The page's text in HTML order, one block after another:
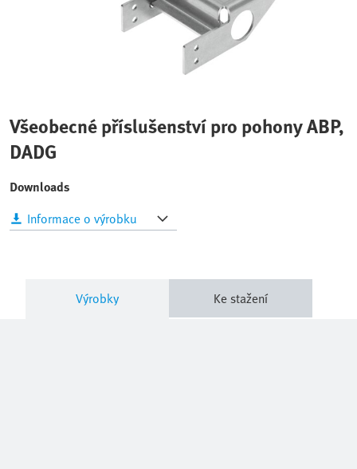
Všeobecné příslušenství pro pohony ABP,
DADG
Downloads
Informace o výrobku
Výrobky Ke stažení